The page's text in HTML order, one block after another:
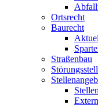
Ortsrecht
Baurecht
Straßenbau